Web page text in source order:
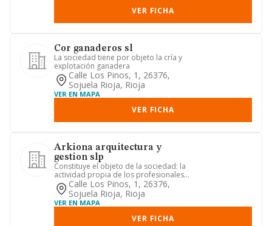
VER FICHA
Cor ganaderos sl
La sociedad tiene por objeto la cría y
explotación ganadera
Calle Los Pinos, 1, 26376,
Sojuela Rioja, Rioja
VER EN MAPA
VER FICHA
Arkiona arquitectura y
gestion slp
Constituye el objeto de la sociedad: la
actividad propia de los profesionales
de la arquitectura. e...
Calle Los Pinos, 1, 26376,
Sojuela Rioja, Rioja
VER EN MAPA
VER FICHA